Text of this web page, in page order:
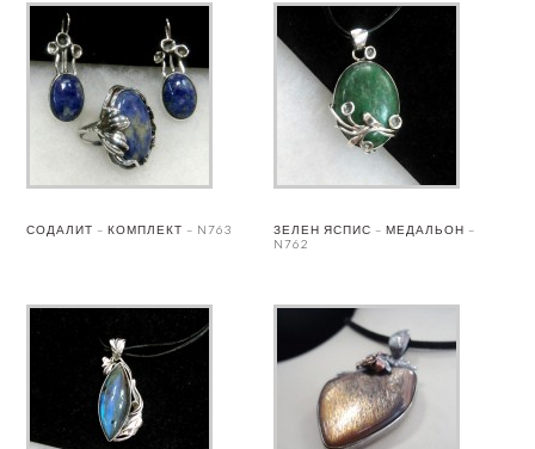
СОДАЛИТ – КОМПЛЕКТ – N763
ЗЕЛЕН ЯСПИС – МЕДАЛЬОН –
N762